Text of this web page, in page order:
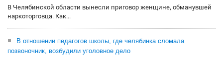
В Челябинской области вынесли приговор женщине, обманувшей
наркоторговца. Как...
В отношении педагогов школы, где челябинка сломала
позвоночник, возбудили уголовное дело